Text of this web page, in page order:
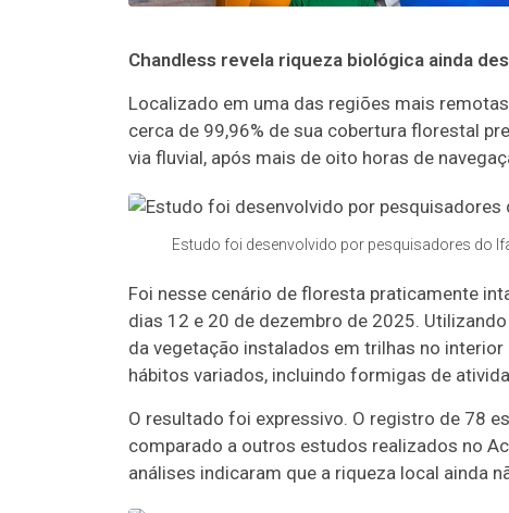
Chandless revela riqueza biológica ainda
Localizado em uma das regiões mais
cerca de 99,96% de sua cobertura florestal
via fluvial, após mais de oito horas de
Estudo foi desenvolvido por pesquisadores do
Foi nesse cenário de floresta praticamente
dias 12 e 20 de dezembro de 2025.
da vegetação instalados em trilhas no
hábitos variados, incluindo formigas de
O resultado foi expressivo. O registro de 78
comparado a outros estudos realizados no
análises indicaram que a riqueza local ainda